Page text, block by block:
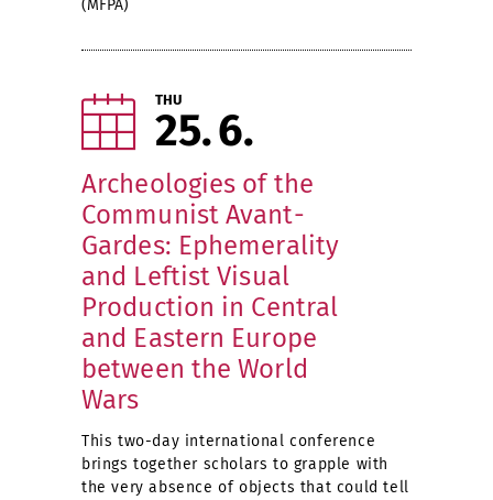
(MFPA)
THU
25 6
Archeologies of the
Communist Avant-
Gardes: Ephemerality
and Leftist Visual
Production in Central
and Eastern Europe
between the World
Wars
This two-day international conference
brings together scholars to grapple with
the very absence of objects that could tell